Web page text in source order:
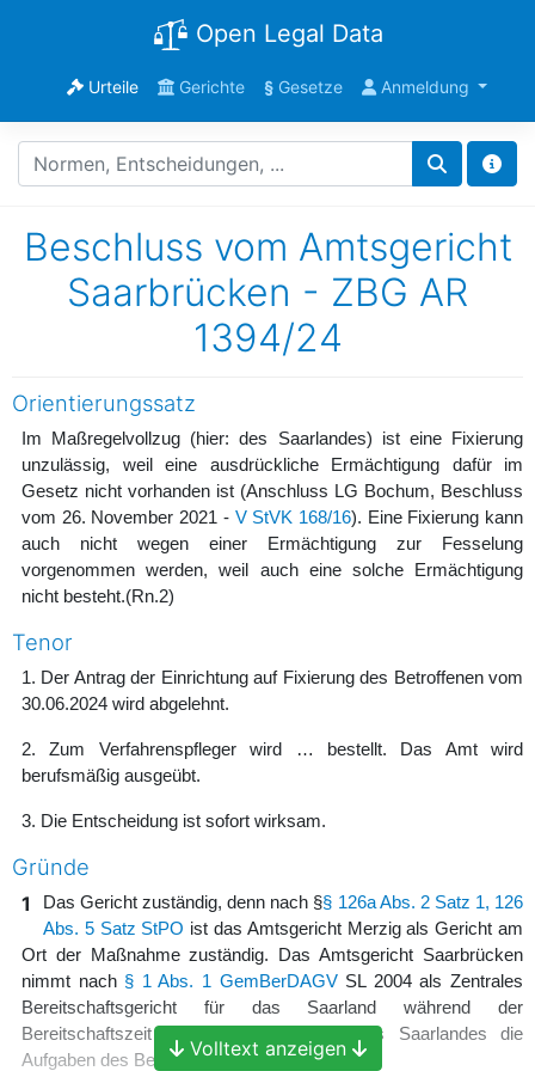
Open Legal Data
Urteile Gerichte §Gesetze Anmeldung
Beschluss vom Amtsgericht
Saarbrücken - ZBG AR
1394/24
Orientierungssatz
Im Maßregelvollzug (hier: des Saarlandes) ist eine Fixierung
unzulässig, weil eine ausdrückliche Ermächtigung dafür im
Gesetz nicht vorhanden ist (Anschluss LG Bochum, Beschluss
vom 26. November 2021 - V StVK 168/16). Eine Fixierung kann
auch nicht wegen einer Ermächtigung zur Fesselung
vorgenommen werden, weil auch eine solche Ermächtigung
nicht besteht.(Rn.2)
Tenor
1. Der Antrag der Einrichtung auf Fixierung des Betroffenen vom
30.06.2024 wird abgelehnt.
2. Zum Verfahrenspfleger wird … bestellt. Das Amt wird
berufsmäßig ausgeübt.
3. Die Entscheidung ist sofort wirksam.
Gründe
1 Das Gericht zuständig, denn nach §§ 126a Abs. 2 Satz 1, 126
Abs. 5 Satz StPO ist das Amtsgericht Merzig als Gericht am
Ort der Maßnahme zuständig. Das Amtsgericht Saarbrücken
nimmt nach § 1 Abs. 1 GemBerDAGVSL 2004 als Zentrales
Bereitschaftsgericht für das Saarland während der
Bereitschaftszeit für alle Amtsgerichte des Saarlandes die
Aufgaben des Bereitschaftsdienstes wahr.
Volltext anzeigen